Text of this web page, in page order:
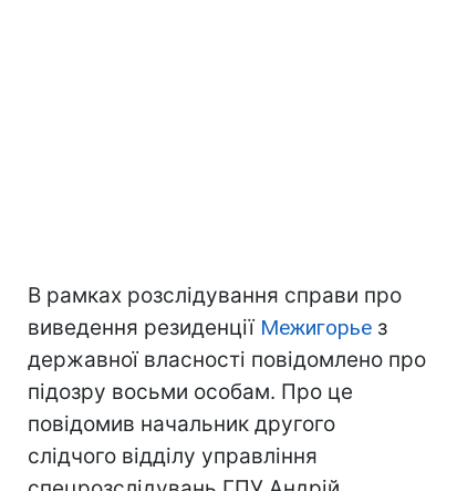
В рамках розслідування справи про
виведення резиденції Межигорье з
державної власності повідомлено про
підозру восьми особам. Про це
повідомив начальник другого
слідчого відділу управління